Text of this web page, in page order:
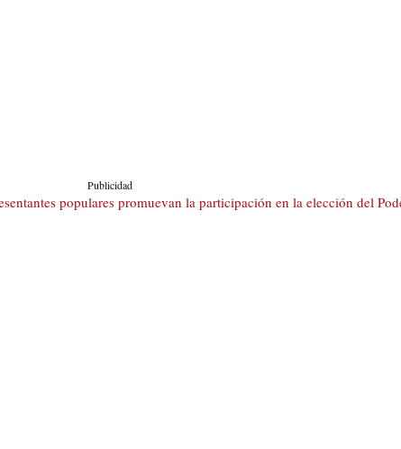
Publicidad
populares promuevan la participación en la elección del